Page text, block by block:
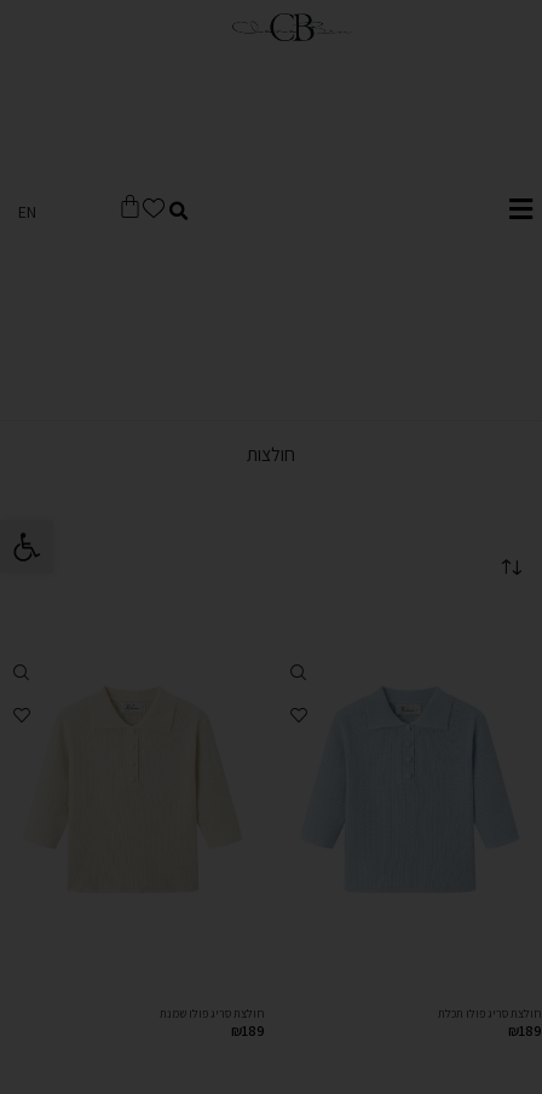
פתח
EN
חולצות
חולצת סריג פולו תכלת
₪189
חולצת סריג פולו שמנת
₪189